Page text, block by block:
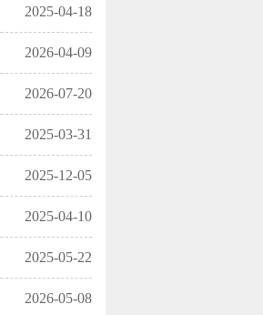
2025-04-18
2026-04-09
2026-07-20
2025-03-31
2025-12-05
2025-04-10
2025-05-22
2026-05-08